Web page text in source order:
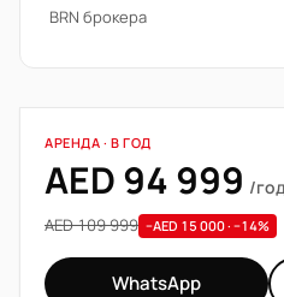
BRN брокера
АРЕНДА · В ГОД
AED 94 999 /
AED 109 999 −AED 15 000 · −14%
WhatsApp